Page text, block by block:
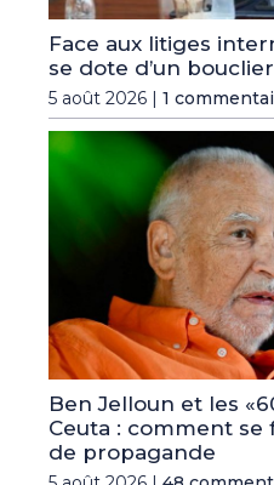
Face aux litiges
se dote d’un
5 août 2026 | 1
Ben Jelloun et les
Ceuta : comment
de propagande